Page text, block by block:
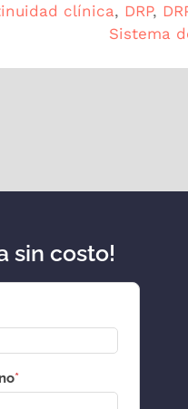
clínica, DRP,
Sistema
sin costo!
*